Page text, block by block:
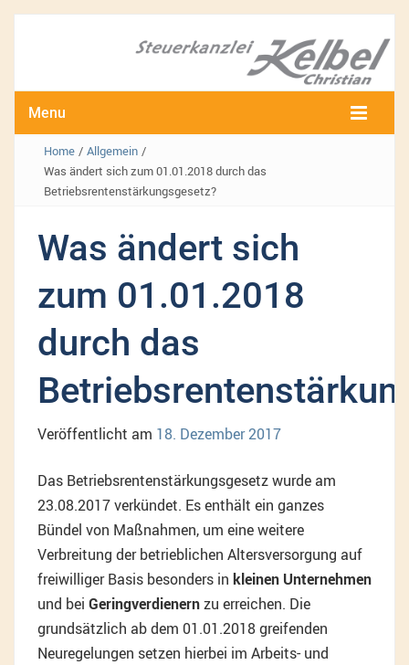
Menu
Home / Allgemein /
Was ändert sich zum 01.01.2018 durch das
Betriebsrentenstärkungsgesetz?
Was ändert sich
zum 01.01.2018
durch das
Veröffentlicht am 18. Dezember 2017
Das Betriebsrentenstärkungsgesetz wurde am
23.08.2017 verkündet. Es enthält ein ganzes
Bündel von Maßnahmen, um eine weitere
Verbreitung der betrieblichen Altersversorgung auf
freiwilliger Basis besonders in kleinen Unternehmen
und bei Geringverdienernzu erreichen. Die
grundsätzlich ab dem 01.01.2018 greifenden
Neuregelungen setzen hierbei im Arbeits- und